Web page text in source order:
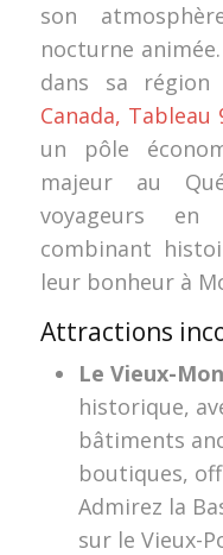
son
nocturne
dans sa région
Canada, Tableau
un pôle
majeur au
voyageurs en
combinant
leur bonheur à
Attractions
Le Vieux-
historique,
bâtiments
boutiques,
Admirez la
sur le Vieux-